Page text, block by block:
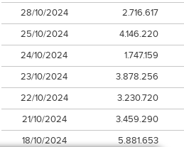
28/10/2024
2.716.617
25/10/2024
4.146.220
24/10/2024
1.747.159
23/10/2024
3.878.256
22/10/2024
3.230.720
21/10/2024
3.459.290
18/10/2024
5.881.653